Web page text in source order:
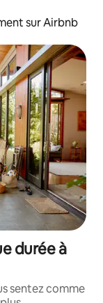
sur Airbnb
durée à
sentez comme